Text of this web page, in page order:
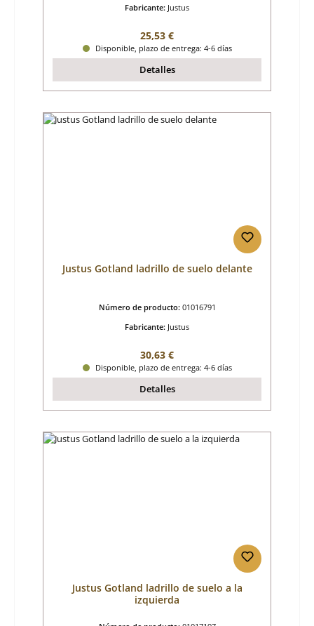
Fabricante: Justus
Precio normal:
25,53 €
Disponible, plazo de entrega: 4-6 días
Detalles
Justus Gotland ladrillo de suelo delante
Número de producto: 01016791
Fabricante: Justus
Precio normal:
30,63 €
Disponible, plazo de entrega: 4-6 días
Detalles
Justus Gotland ladrillo de suelo a la
izquierda